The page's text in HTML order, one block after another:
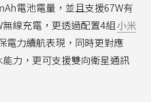
電池電量，並且支援67W有
線充電，更透過配置4組小米
電力續航表現，同時更對應
能力，更可支援雙向衛星通訊